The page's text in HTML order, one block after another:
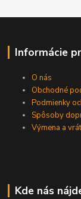
Informácie
O nás
Obchodné
Podmienky
Spôsoby
Výmena a
Kde nás